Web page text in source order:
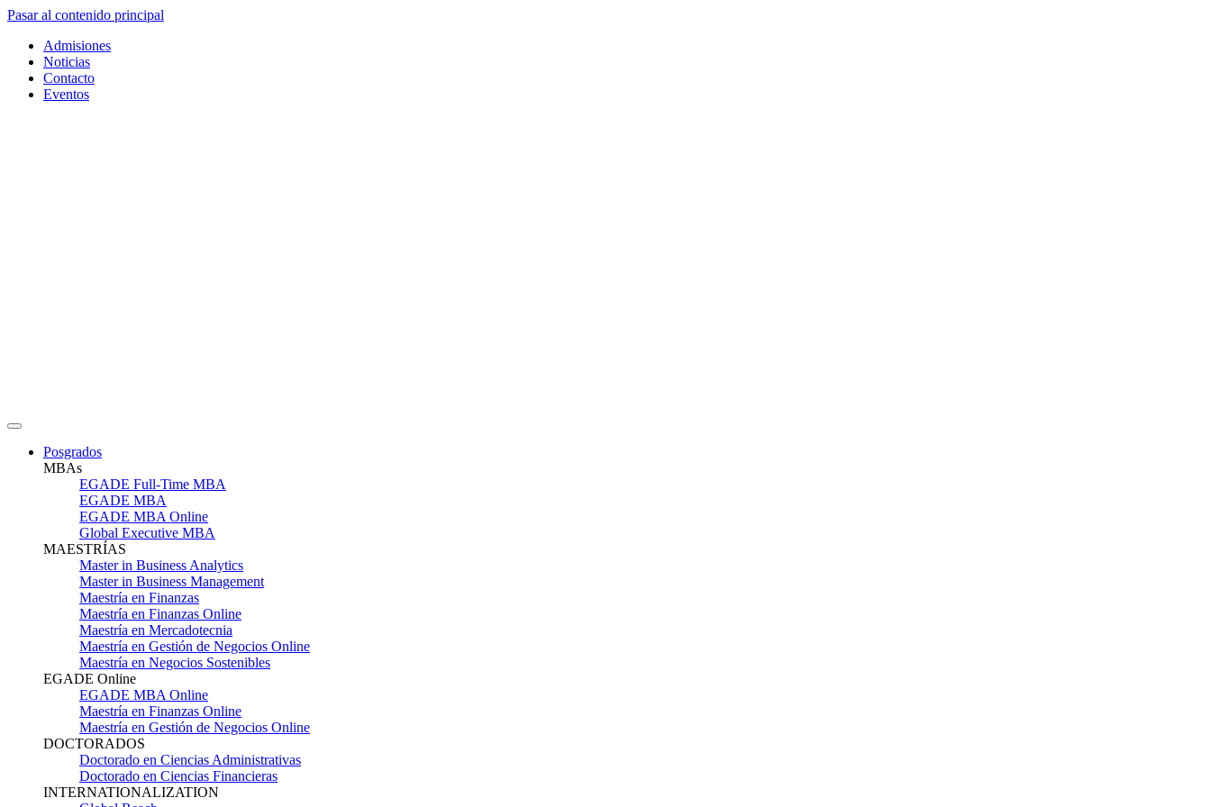
Pasar al contenido principal
Admisiones
Noticias
Contacto
Eventos
Posgrados
MBAs
EGADE Full-Time MBA
EGADE MBA
EGADE MBA Online
Global Executive MBA
MAESTRÍAS
Master in Business Analytics
Master in Business Management
Maestría en Finanzas
Maestría en Finanzas Online
Maestría en Mercadotecnia
Maestría en Gestión de Negocios Online
Maestría en Negocios Sostenibles
EGADE Online
EGADE MBA Online
Maestría en Finanzas Online
Maestría en Gestión de Negocios Online
DOCTORADOS
Doctorado en Ciencias Administrativas
Doctorado en Ciencias Financieras
INTERNATIONALIZATION